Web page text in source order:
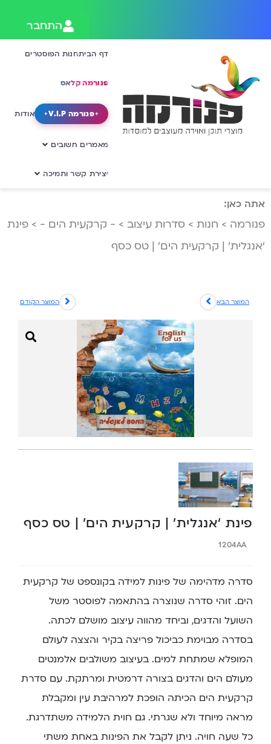
התחבר
דף הביתחנות הפוסטרים
פנורמה קלאס
פנורמה V.I.P אודות
מאמרים חשובים
יצירת קשר ותמיכה
אתה כאן:
פנורמה > חנות > סדרות עיצוב > - קרקעית הים - > פינת
‘אנגלית’ | קרקעית הים’ | טס כסף
המוצר הקודם המוצר הבא
פינת ‘אנגלית’ | קרקעית הים’ | טס כסף
1204AA
סדרה מדהימה של פינות למידה בקונספט של קרקעית
הים. זוהי סדרה שנוצרה בהתאמה לפוסטר משל
השועל והדגים, וביחד מהווה עיצוב מושלם לכתה.
בסדרה מבוימת כביכול פריצה בקיר והצצה לעולם
המופלא שמתחת למים. בעיצוב משולבים אלמנטים
מעולם הים והדגים בצורה דרמטית ומרתקת. עם סדרת
קרקעית הים הכיתה הופכת למרהיבת עין ומקבלת
מראה מיוחד ולא שגרתי. גם חוית הלמידה משתדרגת.
כל שעה חויה. ניתן לקבל את הפינות באחת משתי